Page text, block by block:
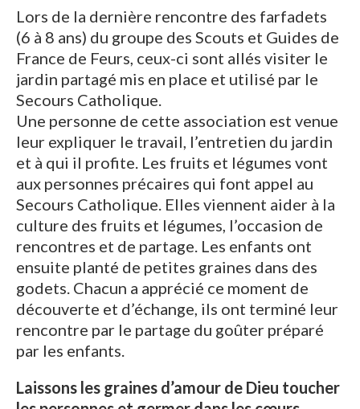
Lors de la dernière rencontre des farfadets
(6 à 8 ans) du groupe des Scouts et Guides de
France de Feurs, ceux-ci sont allés visiter le
jardin partagé mis en place et utilisé par le
Secours Catholique.
Une personne de cette association est venue
leur expliquer le travail, l’entretien du jardin
et à qui il profite. Les fruits et légumes vont
aux personnes précaires qui font appel au
Secours Catholique. Elles viennent aider à la
culture des fruits et légumes, l’occasion de
rencontres et de partage. Les enfants ont
ensuite planté de petites graines dans des
godets. Chacun a apprécié ce moment de
découverte et d’échange, ils ont terminé leur
rencontre par le partage du goûter préparé
par les enfants.
Laissons les graines d’amour de Dieu toucher